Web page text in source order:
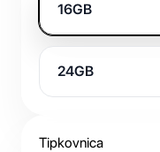
16GB
24GB
Tipkovnica